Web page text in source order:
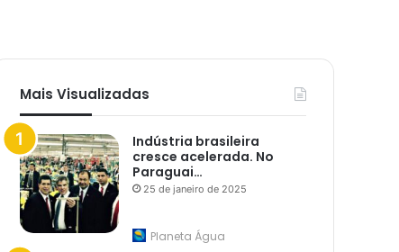
Mais Visualizadas
Indústria brasileira
cresce acelerada. No
Paraguai…
25 de janeiro de 2025
Planeta Água